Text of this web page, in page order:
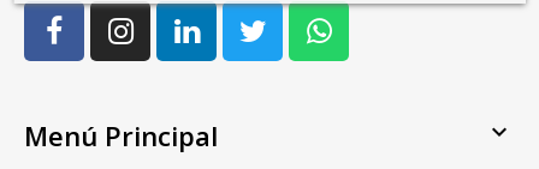
Menú Principal 